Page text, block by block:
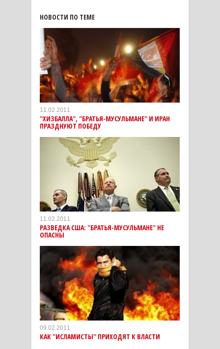
НОВОСТИ ПО ТЕМЕ
11.02.2011
"ХИЗБАЛЛА", "БРАТЬЯ-МУСУЛЬМАНЕ" И ИРАН
ПРАЗДНУЮТ ПОБЕДУ
11.02.2011
РАЗВЕДКА США: "БРАТЬЯ-МУСУЛЬМАНЕ" НЕ
ОПАСНЫ
09.02.2011
КАК "ИСЛАМИСТЫ" ПРИХОДЯТ К ВЛАСТИ